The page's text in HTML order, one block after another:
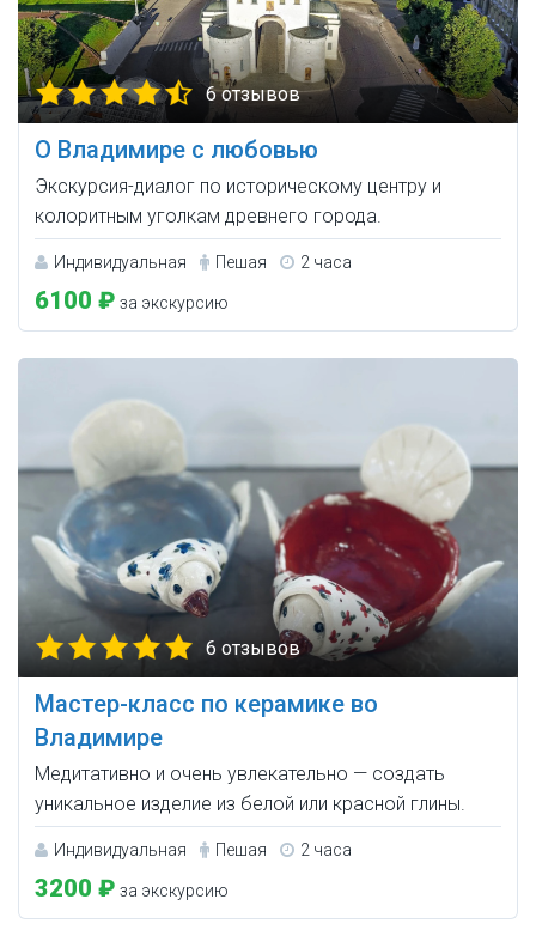
6 отзывов
О Владимире с любовью
Экскурсия-диалог по историческому центру и
колоритным уголкам древнего города.
Индивидуальная Пешая 2 часа
6100 ₽ за экскурсию
6 отзывов
Мастер-класс по керамике во
Владимире
Медитативно и очень увлекательно — создать
уникальное изделие из белой или красной глины.
Индивидуальная Пешая 2 часа
3200 ₽ за экскурсию